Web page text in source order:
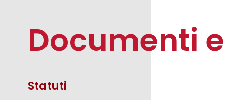
Documenti
Statuti